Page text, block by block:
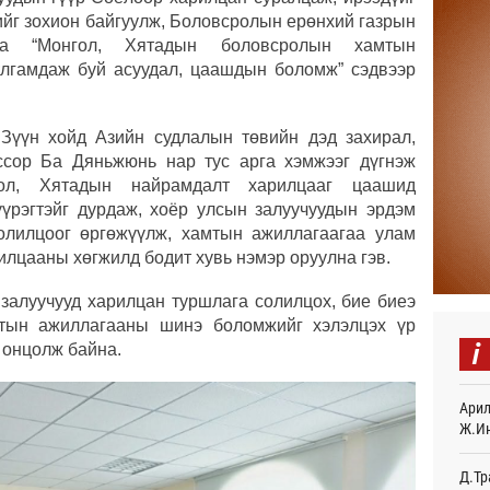
зохион байгуулж, Боловсролын ерөнхий газрын
“Монгол, Хятадын боловсролын хамтын
буй асуудал, цаашдын боломж” сэдвээр
хойд Азийн судлалын төвийн дэд захирал,
Ба Дяньжюнь нар тус арга хэмжээг дүгнэж
Хятадын найрамдалт харилцааг цаашид
дурдаж, хоёр улсын залуучуудын эрдэм
өргөжүүлж, хамтын ажиллагаагаа улам
хөгжилд бодит хувь нэмэр оруулна гэв.
харилцан туршлага солилцох, бие биеэ
ажиллагааны шинэ боломжийг хэлэлцэх үр
онцолж байна.
i